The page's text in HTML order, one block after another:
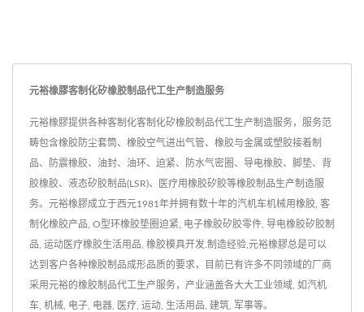
元裕橡膠客制化矽橡胶制品代工生产制造服务
元裕橡膠提供各种客制化客制化矽橡胶制品代工生产制造服务，服务范
畴包含橡胶防尘套筒、橡胶空气进出气管、橡胶与金属或塑胶接着制
品、防震橡胶、油封、油环、迫紧、防水气密圈、导电橡胶、脚垫、背
胶橡胶、液态矽胶制品(LSR)、医疗用橡胶矽胶等橡胶制品生产制造服
务。元裕橡膠成立于西元1981年并拥有数十年的汽机车机械用橡胶, 客
制化橡胶产品, O型环橡胶垫圈迫紧, 电子橡胶矽胶零件, 导电橡胶矽胶制
品, 运动医疗橡胶生活用品, 橡胶模具开发.制造经验,元裕橡膠总是可以
达到客户各种橡胶制品成形品质的要求，目前已有许多不同领域的厂商
采用元裕的橡胶制品代工生产服务，产业涵盖各大大工业领域, 如汽机
车, 机械, 电子, 电器, 医疗, 运动, 生活用品, 建筑, 军事等。